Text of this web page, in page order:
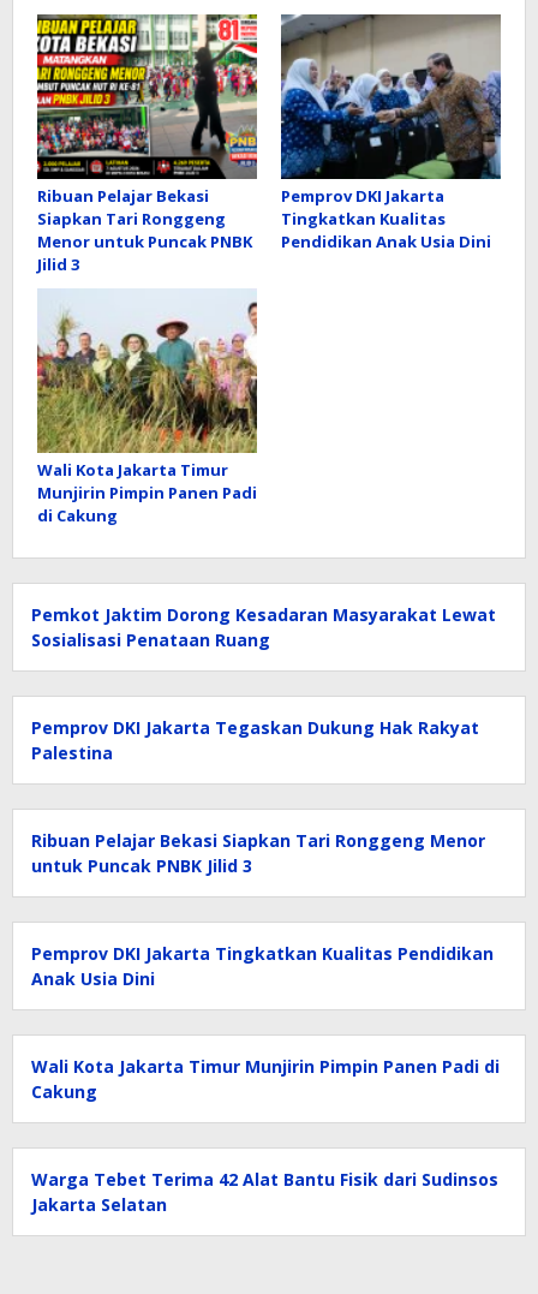
Ribuan Pelajar Bekasi
Siapkan Tari Ronggeng
Menor untuk Puncak PNBK
Jilid 3
Pemprov DKI Jakarta
Tingkatkan Kualitas
Pendidikan Anak Usia Dini
Wali Kota Jakarta Timur
Munjirin Pimpin Panen Padi
di Cakung
Pemkot Jaktim Dorong Kesadaran Masyarakat Lewat
Sosialisasi Penataan Ruang
Pemprov DKI Jakarta Tegaskan Dukung Hak Rakyat
Palestina
Ribuan Pelajar Bekasi Siapkan Tari Ronggeng Menor
untuk Puncak PNBK Jilid 3
Pemprov DKI Jakarta Tingkatkan Kualitas Pendidikan
Anak Usia Dini
Wali Kota Jakarta Timur Munjirin Pimpin Panen Padi di
Cakung
Warga Tebet Terima 42 Alat Bantu Fisik dari Sudinsos
Jakarta Selatan